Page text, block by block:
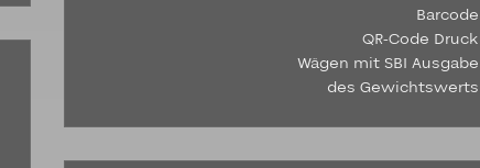
Barcode
QR-Code Druck
Wägen mit SBI Ausgabe
des Gewichtswerts